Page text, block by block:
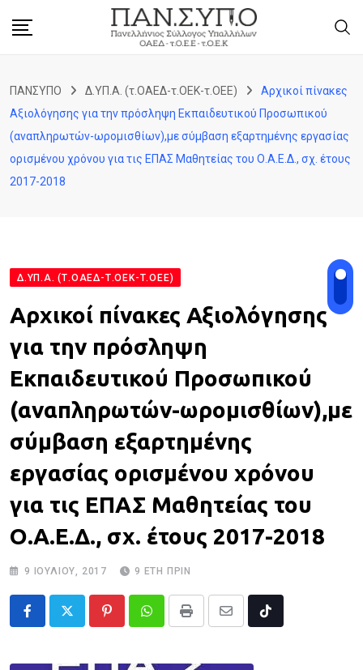
ΠΑΝΣΥΠΟ Δ.ΥΠ.Α. (τ.ΟΑΕΔ-τ.ΟΕΚ-τ.ΟΕΕ)
Αρχικοί πίνακες
Αξιολόγησης για την πρόσληψη Εκπαιδευτικού Προσωπικού
(αναπληρωτών-ωρομισθίων),με σύμβαση εξαρτημένης εργασίας
ορισμένου χρόνου για τις ΕΠΑΣ Μαθητείας του Ο.Α.Ε.Δ., σχ. έτους
2017-2018
Δ.ΥΠ.Α. (Τ.ΟΑΕΔ-Τ.ΟΕΚ-Τ.ΟΕΕ)
Αρχικοί πίνακες Αξιολόγησης
για την πρόσληψη
Εκπαιδευτικού Προσωπικού
(αναπληρωτών-ωρομισθίων),με
σύμβαση εξαρτημένης
εργασίας ορισμένου χρόνου
για τις ΕΠΑΣ Μαθητείας του
Ο.Α.Ε.Δ., σχ. έτους 2017-2018
9 ΙΟΥΛΊΟΥ, 2017 9 ΈΤΗ ΠΡΙΝ
PinterestWhatsappPrint
Share
Email
Tiktok